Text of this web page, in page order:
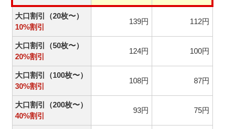
大口割引（20枚〜）
10%割引
139円 112円
大口割引（50枚〜）
20%割引
124円 100円
大口割引（100枚〜）
30%割引
108円 87円
大口割引（200枚〜）
40%割引
93円 75円